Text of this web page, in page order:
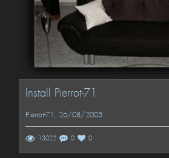
Install Pierrot-71
Pierrot-71, 26/08/2005
13022 0 0